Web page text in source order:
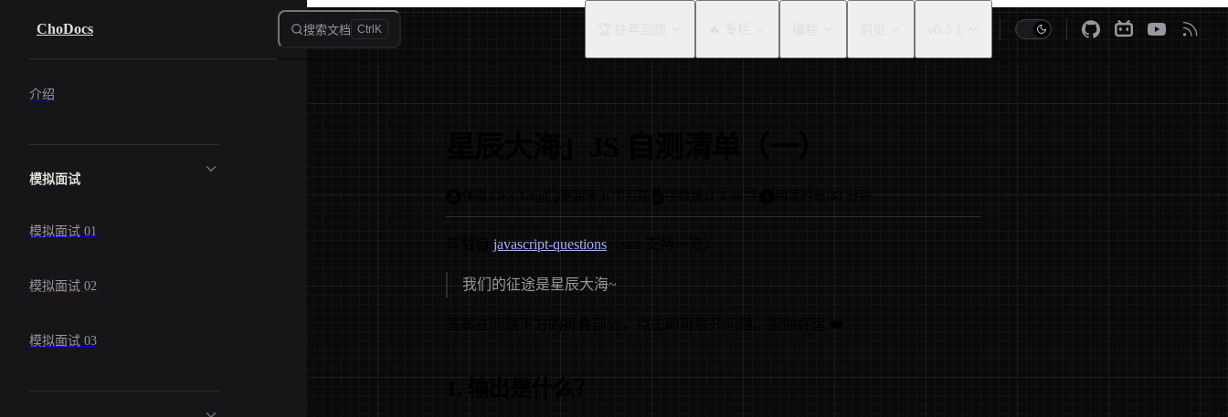
Skip to content
ChoDocs 搜索文档 Ctrl K
Main Navigation
🏆 往年回顾 🔥 专栏 编程 洞见 v0.3.1
介绍
模拟面试
模拟面试 01
模拟面试 02
模拟面试 03
星辰大海」JS 自测清单（一）
作者: Choi Yang 更新于: 6 个月前 字数统计: 8.4k 字 阅读时长:33 分钟
转载自 javascript-questions （star 支持一波）
我们的征途是星辰大海~
答案在问题下方的折叠部分，点击即可展开问题。祝你好运 ❤️
1. 输出是什么？